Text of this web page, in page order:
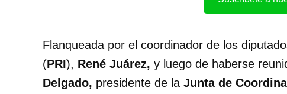
Flanqueada por el coordinador de los
(PRI), René Juárez, y luego de haberse
Delgado, presidente de la Junta de